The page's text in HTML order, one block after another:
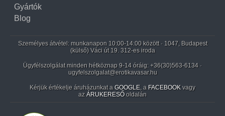
Gyártók
Blog
Személyes átvétel: munkanapon 10:00-14:00 között · 1047, Budapest
(külső) Váci út 19. 312-es iroda
Ügyfélszolgálat minden hétköznap 9-14 óráig: +36(30)563-6134 ·
ugyfelszolgalat@erotikavasar.hu
Kérjük értékelje áruházunkat a GOOGLE, a FACEBOOK vagy
az ÁRUKERESŐ oldalán